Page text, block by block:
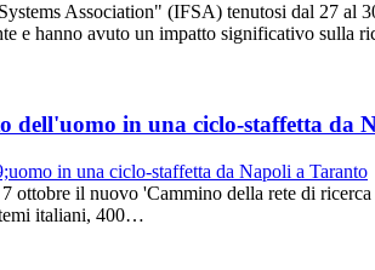
Association" (IFSA) tenutosi dal 27
e hanno avuto un impatto significativo sulla
dell'uomo in una ciclo-staffetta da
ottobre il nuovo 'Cammino della rete di
italiani, 400…